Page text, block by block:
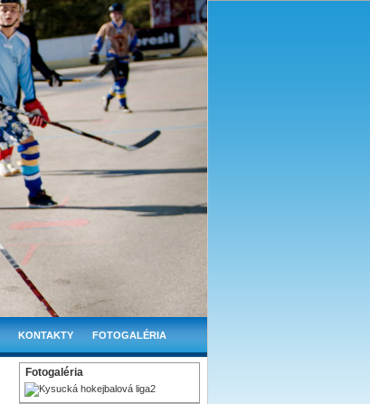
KONTAKTY FOTOGALÉRIA
Fotogaléria